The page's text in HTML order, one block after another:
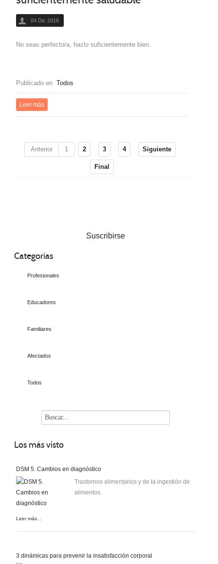
04 Dic 2018
No seas perfecto/a, hazlo suficientemente bien.
Publicado en Todos
Leer más
Anterior 1 2 3 4 Siguiente
Final
Suscribirse
Categorías
Profesionales
Educadores
Familiares
Afectados
Todos
Los más visto
DSM 5. Cambios en diagnóstico
Trastornos alimentarios y de la ingestión de
alimentos.
Leer más...
3 dinámicas para prevenir la insatisfacción corporal